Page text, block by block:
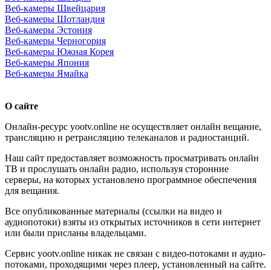
Веб-камеры Швейцария
Веб-камеры Шотландия
Веб-камеры Эстония
Веб-камеры Черногория
Веб-камеры Южная Корея
Веб-камеры Япония
Веб-камеры Ямайка
О сайте
Онлайн-ресурс yootv.online не осуществляет онлайн вещание,
трансляцию и ретрансляцию телеканалов и радиостанций.
Наш сайт предоставляет возможность просматривать онлайн
ТВ и прослушать онлайн радио, используя сторонние
серверы, на которых установлено программное обеспечения
для вещания.
Все опубликованные материалы (ссылки на видео и
аудиопотоки) взяты из открытых источников в сети интернет
или были присланы владельцами.
Сервис yootv.online никак не связан с видео-потоками и аудио-
потоками, проходящими через плеер, установленный на сайте.